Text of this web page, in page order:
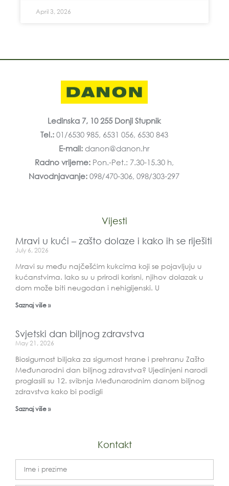
April 3, 2026
Ledinska 7, 10 255 Donji Stupnik
Tel.:01/6530 985, 6531 056, 6530 843
E-mail:danon@danon.hr
Radno vrijeme: Pon.-Pet.: 7.30-15.30 h,
Navodnjavanje:098/470-306, 098/303-297
Vijesti
Mravi u kući – zašto dolaze i kako ih se riješiti
July 6, 2026
Mravi su među najčešćim kukcima koji se pojavljuju u
kućanstvima. Iako su u prirodi korisni, njihov dolazak u
dom može biti neugodan i nehigijenski. U
Saznaj više »
Svjetski dan biljnog zdravstva
May 21, 2026
Biosigurnost biljaka za sigurnost hrane i prehranu Zašto
Međunarodni dan biljnog zdravstva? Ujedinjeni narodi
proglasili su 12. svibnja Međunarodnim danom biljnog
zdravstva kako bi podigli
Saznaj više »
Kontakt